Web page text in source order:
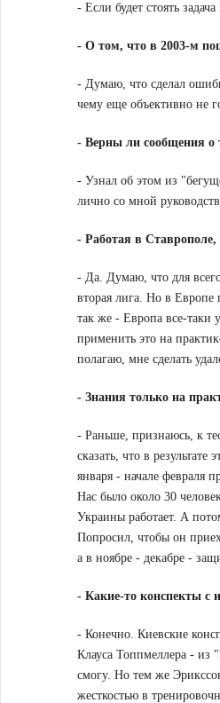
- Если будет стоять
- О том, что в 2003-м
- Думаю, что сделал
чему еще объективно не
- Верны ли сообщения
- Узнал об этом из
лично со мной
- Работая в Ставрополе,
- Да. Думаю, что для
вторая лига. Но в Европе
так же - Европа все-таки
применить это на
полагаю, мне сделать
- Знания только на
- Раньше, признаюсь, к
сказать, что в
января - начале февраля
Нас было около 30
Украины работает. А
Попросил, чтобы он
а в ноябре - декабре -
- Какие-то конспекты с
- Конечно. Киевские
Клауса Топпмеллера - из
смогу. Но тем же
жесткостью в